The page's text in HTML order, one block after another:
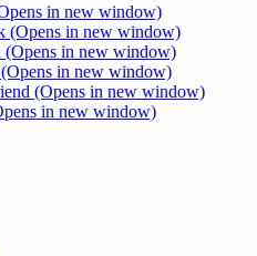
in new window)
(Opens in new window)
in new window)
in new window)
(Opens in new window)
in new window)